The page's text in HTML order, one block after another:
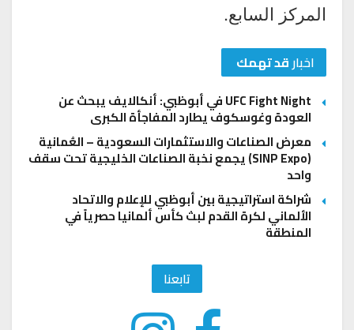
المركز السابع.
اخبارقد تهمك
UFC Fight Night في أبوظبي: أنكالايف يبحث عن
العودة وغوسكوف يطارد المفاجأة الكبرى
معرض الصناعات والاستثمارات السعودية – العُمانية
(SINP Expo) يجمع نخبة الصناعات الخليجية تحت سقف
واحد
شراكة استراتيجية بين أبوظبي للإعلام والاتحاد
الألماني لكرة القدم لبث كأس ألمانيا حصرياً في
المنطقة
تابعنا